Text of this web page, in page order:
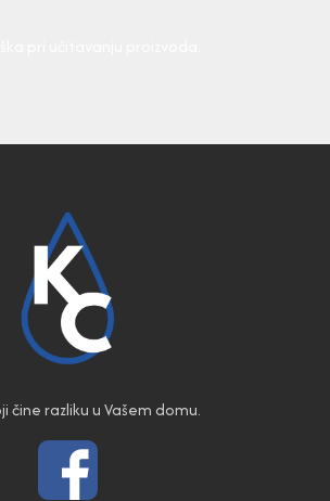
čine razliku u Vašem domu.